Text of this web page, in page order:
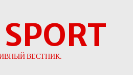
ВЕСТНИК.